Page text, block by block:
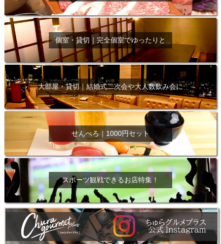
個室・貸切｜完全個室でゆったりと
大部屋・貸切｜結婚式二次会や大人数飲み会に
せんべろ｜1000円セット
スポーツ観戦できるお店特集！